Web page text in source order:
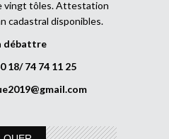
vingt tôles. Attestation
cadastral disponibles.
débattre
18/ 74 74 11 25